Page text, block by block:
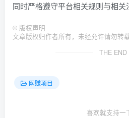
同时严格遵守平台相关规则与相关
© 版权声明
文章版权归作者所有，未经允许请勿转载
THE END
网赚项目
喜欢就支持一